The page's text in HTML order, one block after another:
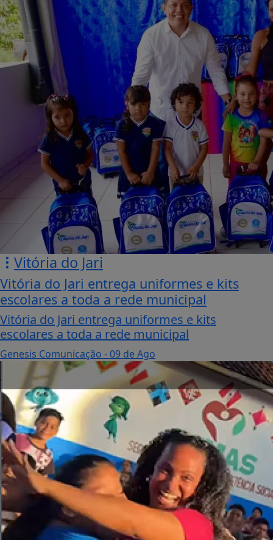
Vitória do Jari
Vitória do Jari entrega uniformes e kits
escolares a toda a rede municipal
Vitória do Jari entrega uniformes e kits
escolares a toda a rede municipal
Genesis Comunicação - 09 de Ago